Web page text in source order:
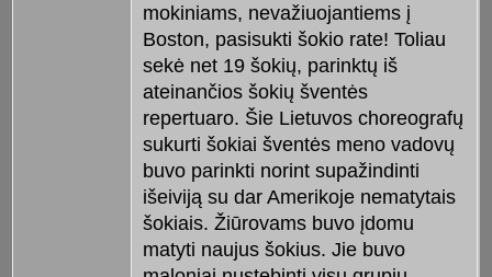
mokiniams, nevažiuojantiems į
Boston, pasisukti šokio rate! Toliau
sekė net 19 šokių, parinktų iš
ateinančios šokių šventės
repertuaro. Šie Lietuvos choreografų
sukurti šokiai šventės meno vadovų
buvo parinkti norint supažindinti
išeiviją su dar Amerikoje nematytais
šokiais. Žiūrovams buvo įdomu
matyti naujus šokius. Jie buvo